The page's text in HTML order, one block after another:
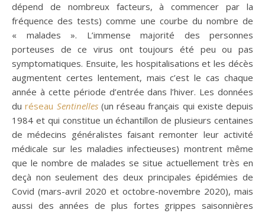
dépend de nombreux facteurs, à commencer par la
fréquence des tests) comme une courbe du nombre de
« malades ». L’immense majorité des personnes
porteuses de ce virus ont toujours été peu ou pas
symptomatiques. Ensuite, les hospitalisations et les décès
augmentent certes lentement, mais c’est le cas chaque
année à cette période d’entrée dans l’hiver. Les données
duréseau Sentinelles(un réseau français qui existe depuis
1984 et qui constitue un échantillon de plusieurs centaines
de médecins généralistes faisant remonter leur activité
médicale sur les maladies infectieuses) montrent même
que le nombre de malades se situe actuellement très en
deçà non seulement des deux principales épidémies de
Covid (mars-avril 2020 et octobre-novembre 2020), mais
aussi des années de plus fortes grippes saisonnières